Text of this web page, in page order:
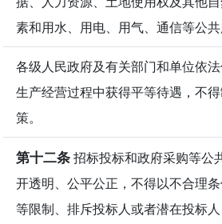
素和用水、用电、用气、通信等公共
各级人民政府及有关部门和单位依
生产经营过程中获得平等待遇，不
策。
第十二条招标投标和政府采购等公
开透明、公平公正，不得以不合理
等限制、排斥投标人或者潜在投标